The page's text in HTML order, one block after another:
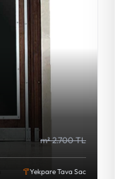
m² 2.700 TL
Yekpare Tava Sac